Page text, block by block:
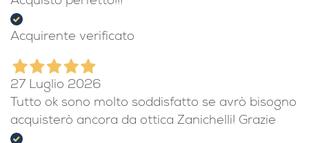
27 Luglio 2026
Acquirente verificato
27 Luglio 2026